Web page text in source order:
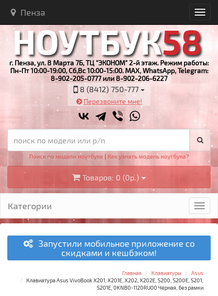
Пенза
г. Пенза, ул. 8 Марта 7Б, ТЦ "ЭКОНОМ" 2-й этаж. Режим работы:
Пн-Пт 10:00-19:00, Сб,Вс 10:00-15:00. MAX, WhatsApp, Telegram:
8-902-205-0777 или 8-902-206-6227
8 (8412) 750-777
Перезвоните мне!
Поиск по модели ноутбука | Как узнать модель ноутбука?
Товаров: 0 (0р.)
Категории
Запустили мобильное приложение со
скидками и кешбэком!
Главная Клавиатуры
Asus
Клавиатура Asus VivoBook X201, X201E, X202, X202E, S200, S200E, S201,
S201E, 0KNB0-1120RU00 Чёрная, без рамки